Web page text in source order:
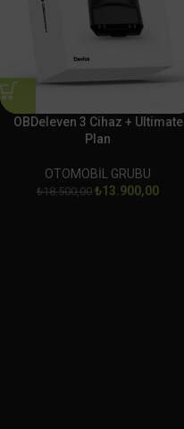
OBDeleven 3 Cihaz + Ultimate
Plan
OTOMOBİL GRUBU
₺18.500,00 ₺13.900,00